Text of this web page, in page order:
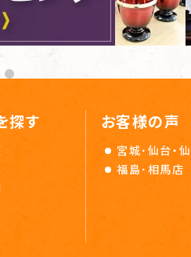
探す お客様の声
宮城･仙台・
福島･相馬店